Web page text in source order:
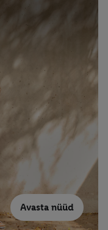
Avasta nüüd